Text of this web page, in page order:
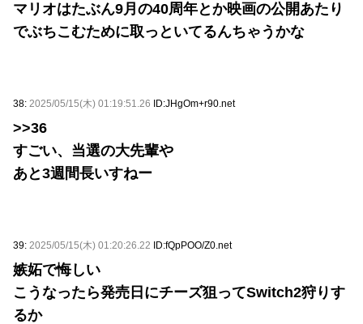
マリオはたぶん9月の40周年とか映画の公開あたり
でぶちこむために取っといてるんちゃうかな
38: 2025/05/15(木) 01:19:51.26 ID:JHgOm+r90.net
>>36
すごい、当選の大先輩や
あと3週間長いすねー
39: 2025/05/15(木) 01:20:26.22 ID:fQpPOO/Z0.net
嫉妬で悔しい
こうなったら発売日にチーズ狙ってSwitch2狩りす
るか